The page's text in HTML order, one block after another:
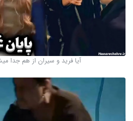
آیا فرید و سیران از هم جدا